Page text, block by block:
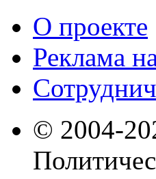
О проекте
Реклама
© 2004-